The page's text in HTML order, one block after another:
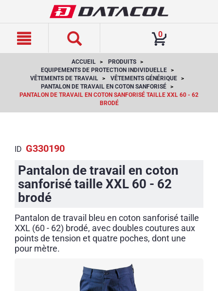
0
ACCUEIL
PRODUITS
EQUIPEMENTS DE PROTECTION INDIVIDUELLE
VÊTEMENTS DE TRAVAIL
VÊTEMENTS GÉNÉRIQUE
PANTALON DE TRAVAIL EN COTON SANFORISÉ
PANTALON DE TRAVAIL EN COTON SANFORISÉ TAILLE XXL 60 - 62
BRODÉ
ID G330190
Pantalon de travail en coton
sanforisé taille XXL 60 - 62
brodé
Pantalon de travail bleu en coton sanforisé taille
XXL (60 - 62) brodé, avec doubles coutures aux
points de tension et quatre poches, dont une
pour mètre.